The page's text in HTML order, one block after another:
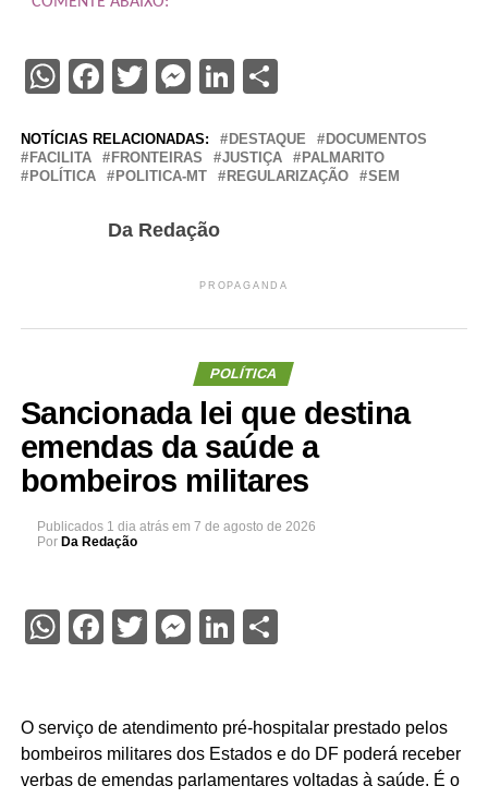
WhatsApp
Facebook
TwitterMessenger
LinkedIn
NOTÍCIAS RELACIONADAS: DESTAQUE
DOCUMENTOS
FACILITA
FRONTEIRAS JUSTIÇA
PALMARITO
POLÍTICA
POLITICA-MT REGULARIZAÇÃO SEM
Da Redação
PROPAGANDA
POLÍTICA
Sancionada lei que destina
emendas da saúde a
bombeiros militares
Publicados 1 dia atrás em 7 de agosto de 2026
Por Da Redação
WhatsApp
Facebook
TwitterMessenger
LinkedIn
O serviço de atendimento pré-hospitalar prestado pelos
bombeiros militares dos Estados e do DF poderá receber
verbas de emendas parlamentares voltadas à saúde. É o